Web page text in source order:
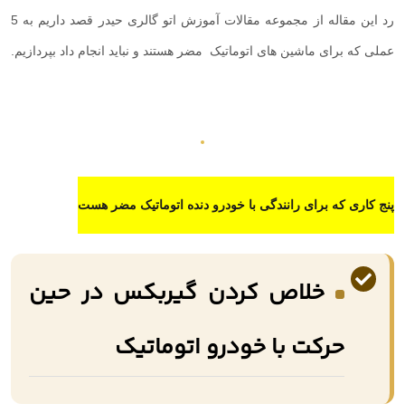
رد این مقاله از مجموعه مقالات آموزش اتو گالری حیدر قصد داریم به 5
عملی که برای ماشین های اتوماتیک مضر هستند و نباید انجام داد بپردازیم.
پنج کاری که برای رانندگی با خودرو دنده اتوماتیک مضر هست
خلاص کردن گیربکس در حین
حرکت با خودرو اتوماتیک